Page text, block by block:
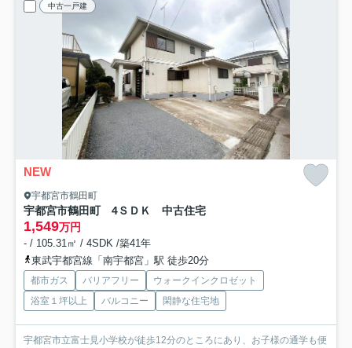
中古一戸建
NEW
宇都宮市鶴田町
宇都宮市鶴田町 4ＳＤＫ 中古住宅
1,549万円
- / 105.31㎡ / 4SDK /築41年
東武宇都宮線「南宇都宮」駅 徒歩20分
都市ガス バリアフリー
ウォークインクロゼット
浴室１坪以上
バルコニー 閑静な住宅地
宇都宮市立富士見小学校が徒歩12分のところにあり、お子様の通学も便